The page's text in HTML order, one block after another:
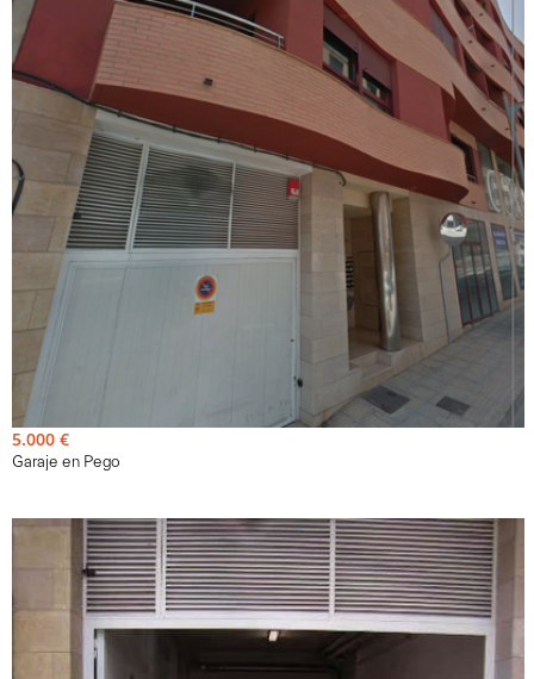
23m²
Venda - Garaig - D'origen
Excelente oportunidad de adquirir en propiedad esta plaza
de parking ubicada en la localidad de Pego, provincia de
Alicante. Dispone de buenos accesos, maniobrabilidad y
Ref. BN-022036
5.000 €
Garaje en Pego